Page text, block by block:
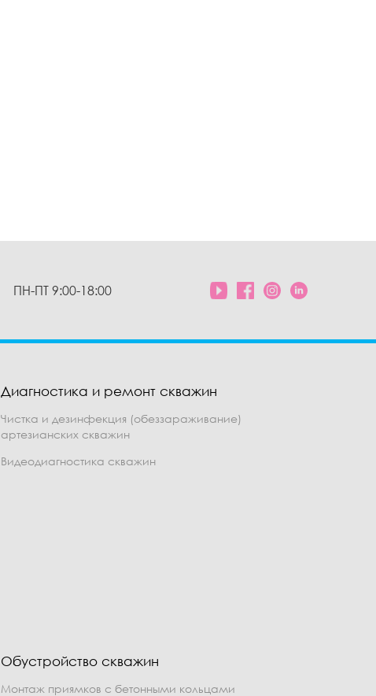
ПН-ПТ 9:00-18:00
Диагностика и ремонт скважин
Чистка и дезинфекция (обеззараживание)
артезианских скважин
Видеодиагностика скважин
Обустройство скважин
Монтаж приямков с бетонными кольцами